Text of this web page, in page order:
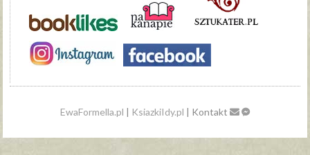
EwaFormella.pl | KsiazkiIdy.pl | Kontakt